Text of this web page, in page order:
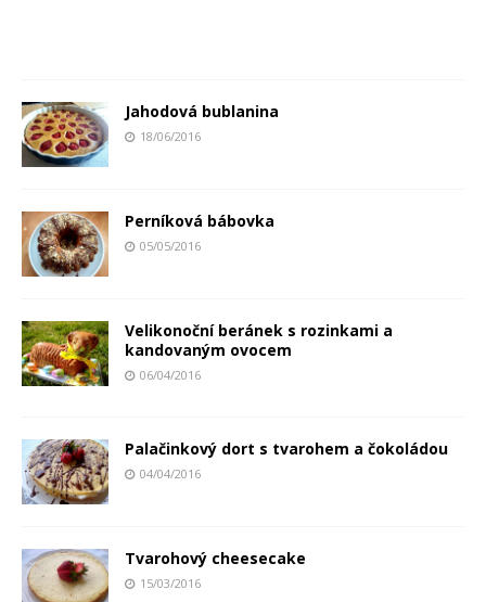
Jahodová bublanina
18/06/2016
Perníková bábovka
05/05/2016
Velikonoční beránek s rozinkami a
kandovaným ovocem
06/04/2016
Palačinkový dort s tvarohem a čokoládou
04/04/2016
Tvarohový cheesecake
15/03/2016